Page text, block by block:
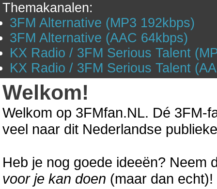
Themakanalen:
3FM Alternative (MP3 192kbps)
3FM Alternative (AAC 64kbps)
KX Radio / 3FM Serious Talent
KX Radio / 3FM Serious Talent
Welkom!
Welkom op 3FMfan.NL. Dé 3FM-
veel naar dit Nederlandse
Heb je nog goede ideeën? Neem
voor je kan doen (maar dan echt)!